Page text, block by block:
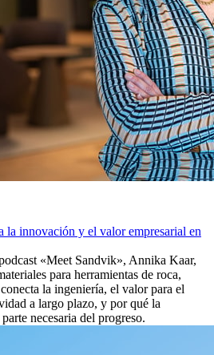
la innovación y el valor empresarial en
«Meet Sandvik», Annika Kaar,
para herramientas de roca,
la ingeniería, el valor para el
a largo plazo, y por qué la
necesaria del progreso.